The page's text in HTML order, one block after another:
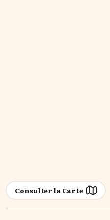
Consulter la Carte